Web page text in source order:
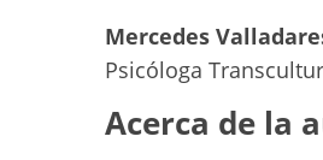
Mercedes
Psicóloga
Acerca de la